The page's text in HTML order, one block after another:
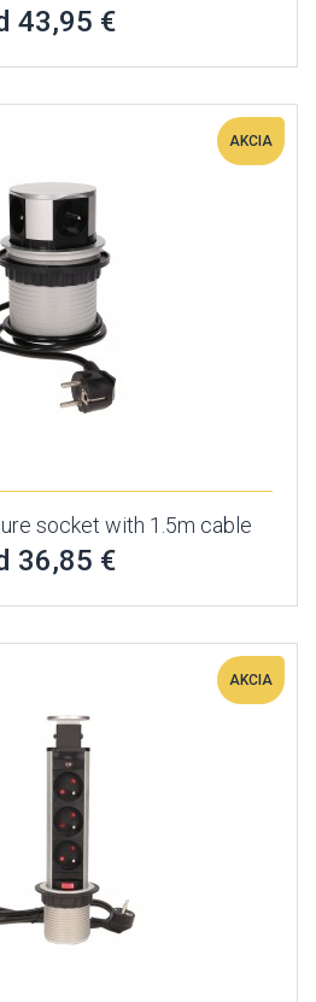
43,95 €
AKCIA
socket with 1.5m cable
36,85 €
AKCIA